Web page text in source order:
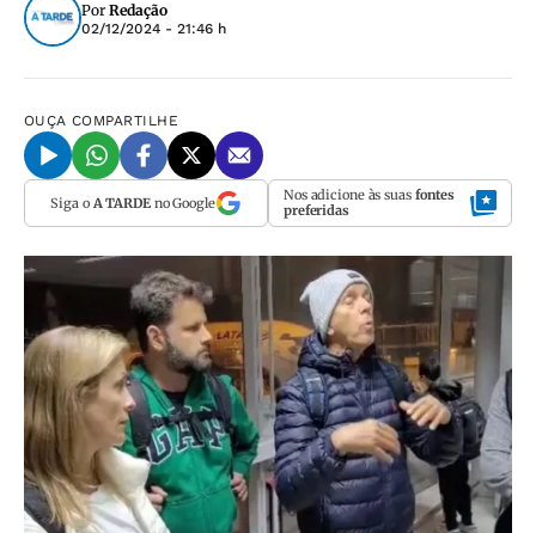
Por Redação
02/12/2024 - 21:46 h
OUÇA COMPARTILHE
Siga o A TARDEno Google Nos adicione às suas fontes
preferidas